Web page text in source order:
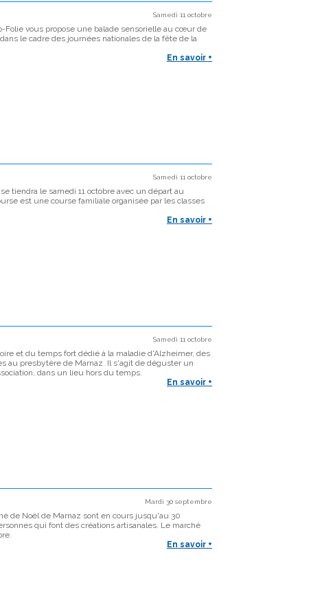
Samedi 11 octobre
Folie vous propose une balade sensorielle au cœur de
le cadre des journées nationales de la fête de la
En savoir +
Samedi 11 octobre
tiendra le samedi 11 octobre avec un départ au
est une course familiale organisée par les classes
En savoir +
Samedi 11 octobre
et du temps fort dédié à la maladie d'Alzheimer, des
au presbytère de Marnaz. Il s'agit de déguster un
dans un lieu hors du temps.
En savoir +
Mardi 30 septembre
de Noël de Marnaz sont en cours jusqu'au 30
qui font des créations artisanales. Le marché
En savoir +